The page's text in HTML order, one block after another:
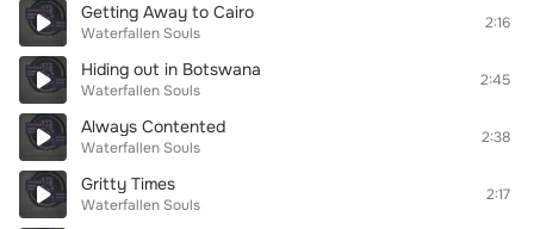
Getting Away to Cairo
Waterfallen Souls
2:16
Hiding out in Botswana
Waterfallen Souls
2:45
Always Contented
Waterfallen Souls
2:38
Gritty Times
Waterfallen Souls
2:17